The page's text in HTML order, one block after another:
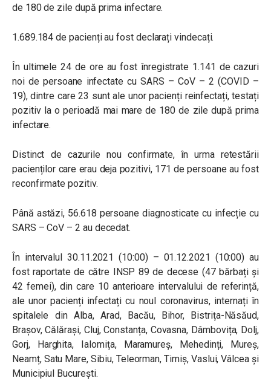
de 180 de zile după prima infectare.
1.689.184 de pacienți au fost declarați vindecați.
În ultimele 24 de ore au fost înregistrate 1.141 de cazuri
noi de persoane infectate cu SARS – CoV – 2 (COVID –
19), dintre care 23 sunt ale unor pacienți reinfectați, testați
pozitiv la o perioadă mai mare de 180 de zile după prima
infectare.
Distinct de cazurile nou confirmate, în urma retestării
pacienților care erau deja pozitivi, 171 de persoane au fost
reconfirmate pozitiv.
Până astăzi, 56.618 persoane diagnosticate cu infecție cu
SARS – CoV – 2 au decedat.
În intervalul 30.11.2021 (10:00) – 01.12.2021 (10:00) au
fost raportate de către INSP 89 de decese (47 bărbați și
42 femei), din care 10 anterioare intervalului de referință,
ale unor pacienți infectați cu noul coronavirus, internați în
spitalele din Alba, Arad, Bacău, Bihor, Bistrița-Năsăud,
Brașov, Călărași, Cluj, Constanța, Covasna, Dâmbovița, Dolj,
Gorj, Harghita, Ialomița, Maramureș, Mehedinți, Mureș,
Neamț, Satu Mare, Sibiu, Teleorman, Timiș, Vaslui, Vâlcea și
Municipiul București.